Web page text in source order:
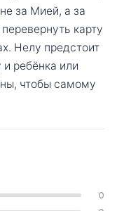
за Мией, а за
карту
Нелу предстоит
ребёнка или
чтобы самому
0